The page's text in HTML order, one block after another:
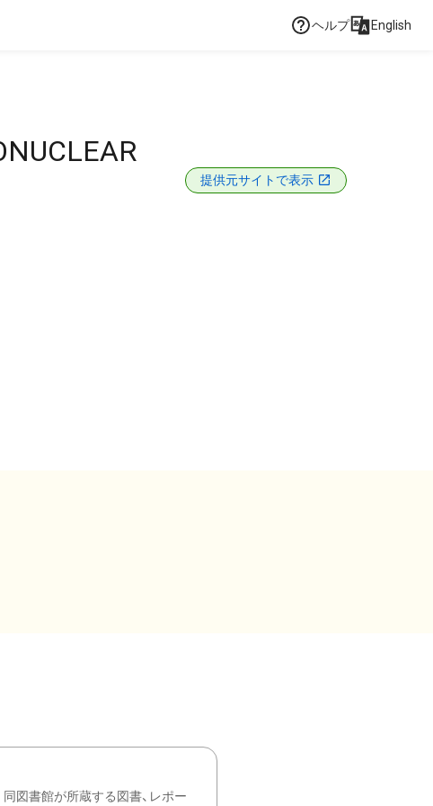
ヘルプ English
提供元サイトで表示
図書館が所蔵する図書、レポー